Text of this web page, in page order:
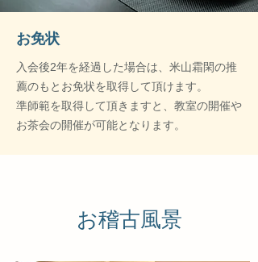
​お免状
入会後2年を経過した場合は、米山霜閑の推
薦のもとお免状を取得して頂けます。
準師範を取得して頂きますと、教室の開催や
お茶会の開催が可能となります。
​​お稽古風景